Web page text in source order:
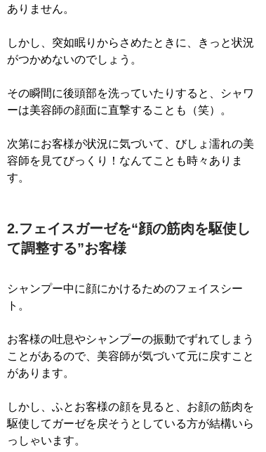
ありません。
しかし、突如眠りからさめたときに、きっと状況
がつかめないのでしょう。
その瞬間に後頭部を洗っていたりすると、シャワ
ーは美容師の顔面に直撃することも（笑）。
次第にお客様が状況に気づいて、びしょ濡れの美
容師を見てびっくり！なんてことも時々ありま
す。
2.フェイスガーゼを“顔の筋肉を駆使し
て調整する”お客様
シャンプー中に顔にかけるためのフェイスシー
ト。
お客様の吐息やシャンプーの振動でずれてしまう
ことがあるので、美容師が気づいて元に戻すこと
があります。
しかし、ふとお客様の顔を見ると、お顔の筋肉を
駆使してガーゼを戻そうとしている方が結構いら
っしゃいます。